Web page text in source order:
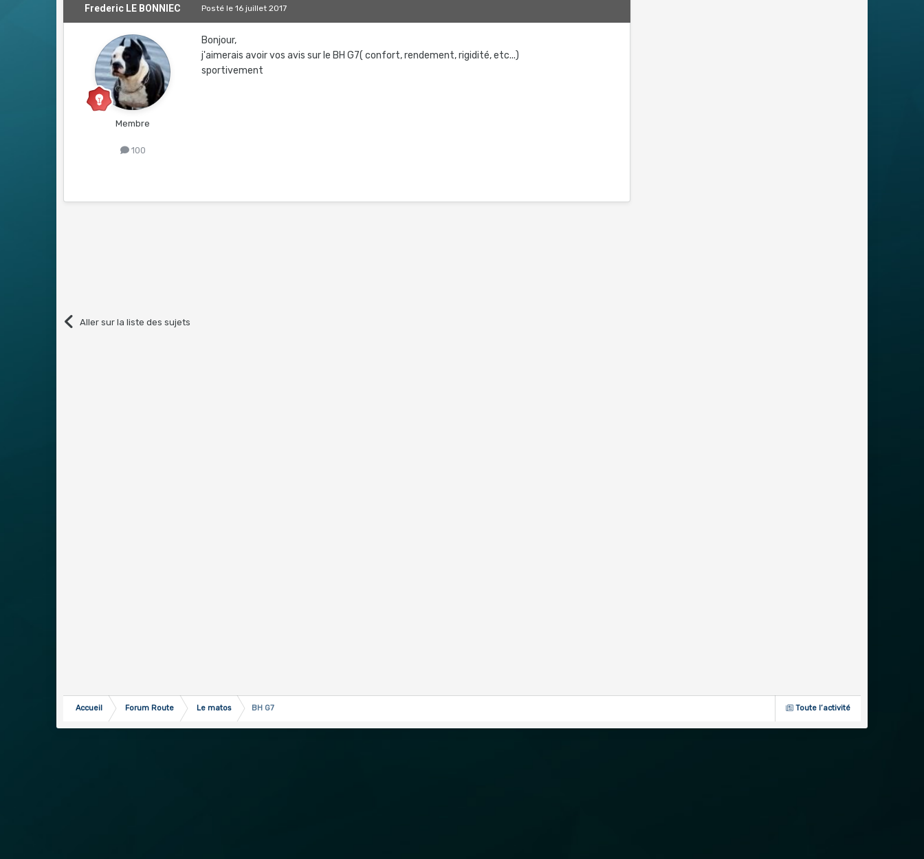
Frederic LE BONNIEC
Membre
100
Postéle 16 juillet 2017
Bonjour,
j'aimerais avoir vos avis sur le BH G7( confort, rendement, rigidité, etc...)
sportivement
Aller sur la liste des sujets
Toute l’activité
Accueil Forum Route Le matos BH G7